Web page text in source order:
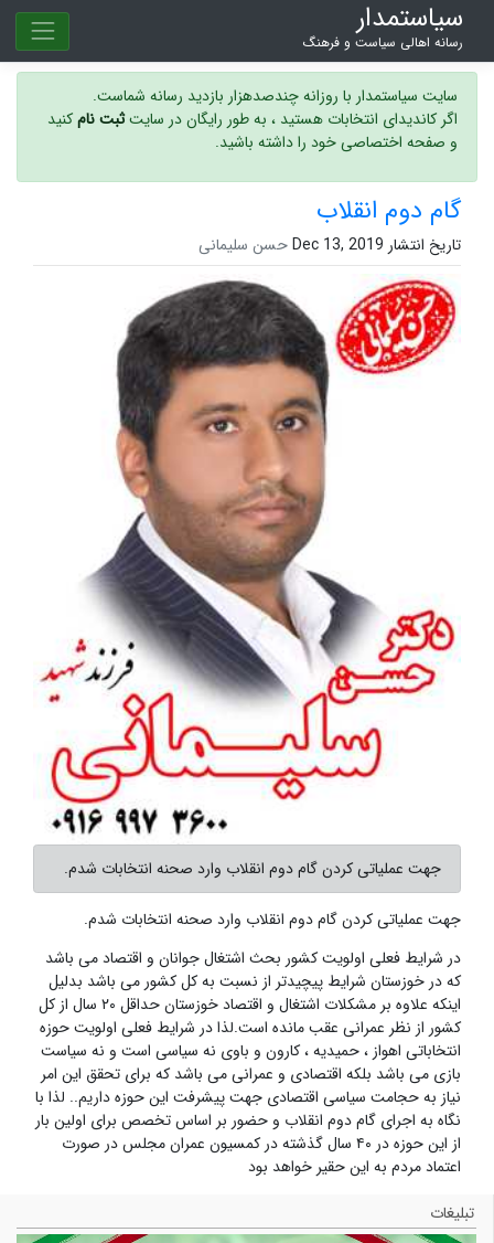
سیاستمدار
رسانه اهالی سیاست و فرهنگ
سایت سیاستمدار با روزانه چندصدهزار بازدید رسانه شماست.
اگر کاندیدای انتخابات هستید ، به طور رایگان در سایتثبت نامکنید
و صفحه اختصاصی خود را داشته باشید.
گام دوم انقلاب
تاریخ انتشار Dec 13, 2019 حسن سلیمانی
جهت عملیاتی کردن گام دوم انقلاب وارد صحنه انتخابات شدم.
جهت عملیاتی کردن گام دوم انقلاب وارد صحنه انتخابات شدم.
در شرایط فعلی اولویت کشور بحث اشتغال جوانان و اقتصاد می باشد
که در خوزستان شرایط پیچیدتر از نسبت به کل کشور می باشد بدلیل
اینکه علاوه بر مشکلات اشتغال و اقتصاد خوزستان حداقل ۲۰ سال از کل
کشور از نظر عمرانی عقب مانده است.لذا در شرایط فعلی اولویت حوزه
انتخاباتی اهواز ، حمیدیه ، کارون و باوی نه سیاسی است و نه سیاست
بازی می باشد بلکه اقتصادی و عمرانی می باشد که برای تحقق این امر
نیاز به حجامت سیاسی اقتصادی جهت پیشرفت این حوزه داریم.. لذا با
نگاه به اجرای گام دوم انقلاب و حضور بر اساس تخصص برای اولین بار
از این حوزه در ۴۰ سال گذشته در کمسیون عمران مجلس در صورت
اعتماد مردم به این حقیر خواهد بود
تبلیغات